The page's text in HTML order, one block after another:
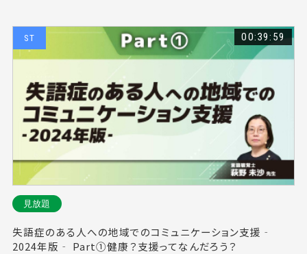
ST 00:39:59
見放題
失語症のある人への地域でのコミュニケーション支援‐
2024年版‐ Part①健康？支援ってなんだろう？